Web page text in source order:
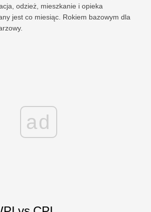
odzież, mieszkanie i opieka
jest co miesiąc. Rokiem bazowym dla
ad